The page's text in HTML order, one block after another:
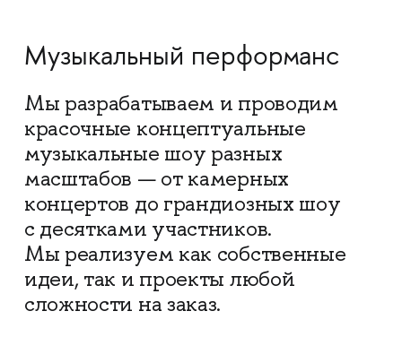
Музыкальный перформанс
Мы разрабатываем и проводим
красочные концептуальные
музыкальные шоу разных
масштабов — от камерных
концертов до грандиозных шоу
с десятками участников.
Мы реализуем как собственные
идеи, так и проекты любой
сложности на заказ.